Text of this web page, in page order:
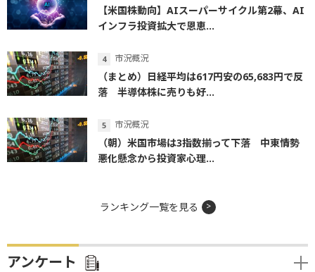
【米国株動向】AIスーパーサイクル第2幕、AI
インフラ投資拡大で恩恵...
市況概況
（まとめ）日経平均は617円安の65,683円で反
落 半導体株に売りも好...
市況概況
（朝）米国市場は3指数揃って下落 中東情勢
悪化懸念から投資家心理...
ランキング一覧を見る
アンケート